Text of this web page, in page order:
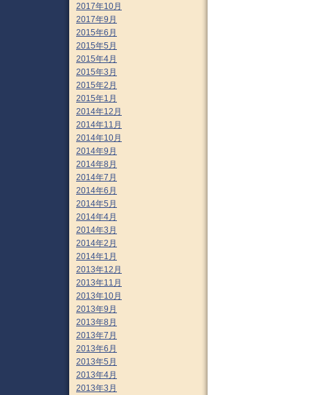
2017年10月
2017年9月
2015年6月
2015年5月
2015年4月
2015年3月
2015年2月
2015年1月
2014年12月
2014年11月
2014年10月
2014年9月
2014年8月
2014年7月
2014年6月
2014年5月
2014年4月
2014年3月
2014年2月
2014年1月
2013年12月
2013年11月
2013年10月
2013年9月
2013年8月
2013年7月
2013年6月
2013年5月
2013年4月
2013年3月